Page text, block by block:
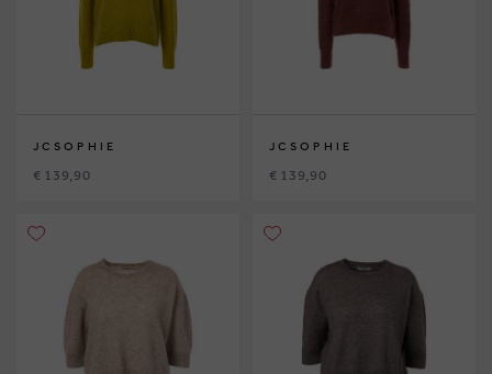
JCSOPHIE
€ 139,90
JCSOPHIE
€ 139,90